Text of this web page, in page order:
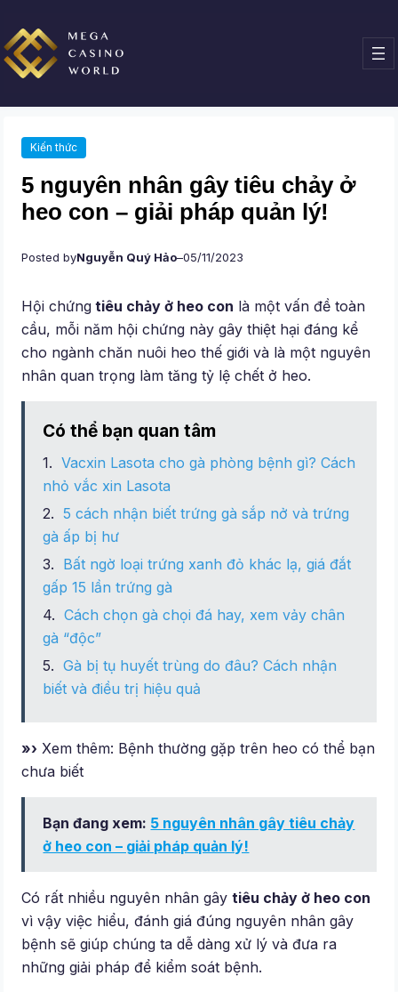
đến
phần
nội
dung
Kiến thức
5 nguyên nhân gây tiêu chảy ở
heo con – giải pháp quản lý!
Posted byNguyễn Quý Hảo–05/11/2023
Hội chứng tiêu chảy ở heo con là một vấn đề toàn
cầu, mỗi năm hội chứng này gây thiệt hại đáng kể
cho ngành chăn nuôi heo thế giới và là một nguyên
nhân quan trọng làm tăng tỷ lệ chết ở heo.
Có thể bạn quan tâm
Vacxin Lasota cho gà phòng bệnh gì? Cách
nhỏ vắc xin Lasota
5 cách nhận biết trứng gà sắp nở và trứng
gà ấp bị hư
Bất ngờ loại trứng xanh đỏ khác lạ, giá đắt
gấp 15 lần trứng gà
Cách chọn gà chọi đá hay, xem vảy chân
gà “độc”
Gà bị tụ huyết trùng do đâu? Cách nhận
biết và điều trị hiệu quả
»› Xem thêm: Bệnh thường gặp trên heo có thể bạn
chưa biết
Bạn đang xem: 5 nguyên nhân gây tiêu chảy
ở heo con – giải pháp quản lý!
Có rất nhiều nguyên nhân gâytiêu chảy ở heo con
vì vậy việc hiểu, đánh giá đúng nguyên nhân gây
bệnh sẽ giúp chúng ta dễ dàng xử lý và đưa ra
những giải pháp để kiểm soát bệnh.